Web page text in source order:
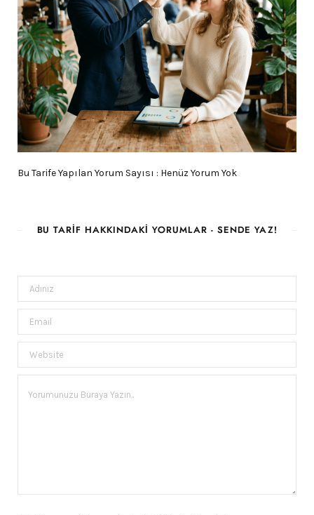
Bu Tarife Yapılan Yorum Sayısı : Henüz Yorum Yok
BU TARIF HAKKINDAKI YORUMLAR - SENDE YAZ!